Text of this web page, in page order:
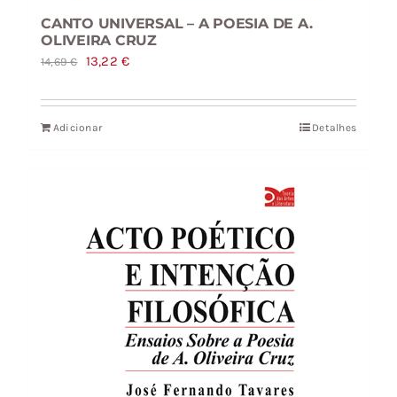
CANTO UNIVERSAL – A POESIA DE A.
OLIVEIRA CRUZ
14,69€
O
original
era:
13,22€O
atual
Adicionar Detalhes